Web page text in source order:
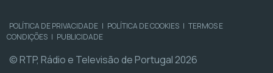
POLÍTICA DE PRIVACIDADE | POLÍTICA DE COOKIES | TERMOS E
CONDIÇÕES | PUBLICIDADE
© RTP, Rádio e Televisão de Portugal 2026